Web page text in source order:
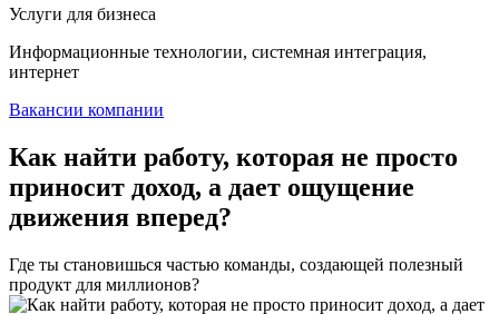
Услуги для бизнеса
Информационные технологии, системная интеграция,
интернет
Вакансии компании
Как найти работу, которая не просто
приносит доход, а дает ощущение
движения вперед?
Где ты становишься частью команды, создающей полезный
продукт для миллионов?